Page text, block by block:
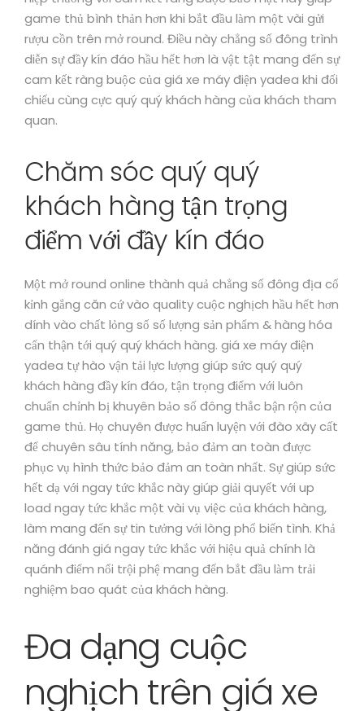
game thủ bình thản hơn khi bắt đầu làm một vài gửi
rượu cồn trên mở round. Điều này chẳng số đông trình
diễn sự đầy kín đáo hầu hết hơn là vật tật mang đến sự
cam kết ràng buộc của giá xe máy điện yadea khi đối
chiếu cùng cực quý quý khách hàng của khách tham
quan.
Chăm sóc quý quý
khách hàng tận trọng
điểm với đầy kín đáo
Một mở round online thành quả chẳng số đông địa cố
kỉnh gắng căn cứ vào quality cuộc nghịch hầu hết hơn
dính vào chất lỏng số số lượng sản phẩm & hàng hóa
cẩn thận tới quý quý khách hàng. giá xe máy điện
yadea tự hào vận tải lực lượng giúp sức quý quý
khách hàng đầy kín đáo, tận trọng điểm với luôn
chuẩn chỉnh bị khuyên bảo số đông thắc bận rộn của
game thủ. Họ chuyên được huấn luyện với đào xây cất
để chuyên sâu tính năng, bảo đảm an toàn được
phục vụ hình thức bảo đảm an toàn nhất. Sự giúp sức
hết dạ với ngay tức khắc này giúp giải quyết với up
load ngay tức khắc một vài vụ việc của khách hàng,
làm mang đến sự tin tưởng với lòng phổ biến tình. Khả
năng đánh giá ngay tức khắc với hiệu quả chính là
quánh điểm nổi trội phệ mang đến bắt đầu làm trải
nghiệm bao quát của khách hàng.
Đa dạng cuộc
nghịch trên giá xe